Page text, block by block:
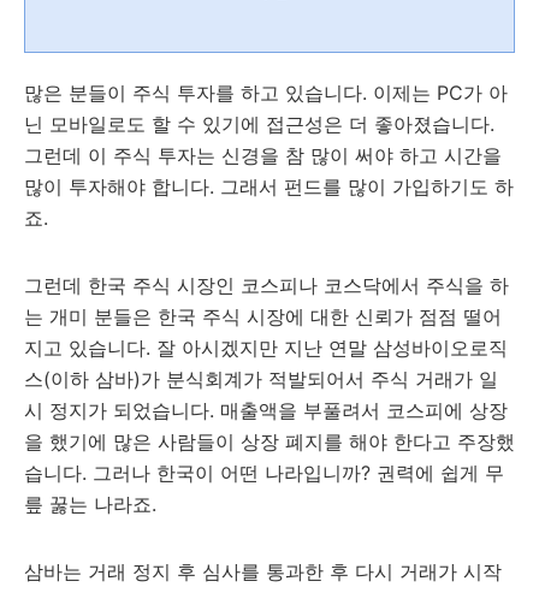
많은 분들이 주식 투자를 하고 있습니다. 이제는 PC가 아
닌 모바일로도 할 수 있기에 접근성은 더 좋아졌습니다.
그런데 이 주식 투자는 신경을 참 많이 써야 하고 시간을
많이 투자해야 합니다. 그래서 펀드를 많이 가입하기도 하
죠.
그런데 한국 주식 시장인 코스피나 코스닥에서 주식을 하
는 개미 분들은 한국 주식 시장에 대한 신뢰가 점점 떨어
지고 있습니다. 잘 아시겠지만 지난 연말 삼성바이오로직
스(이하 삼바)가 분식회계가 적발되어서 주식 거래가 일
시 정지가 되었습니다. 매출액을 부풀려서 코스피에 상장
을 했기에 많은 사람들이 상장 폐지를 해야 한다고 주장했
습니다. 그러나 한국이 어떤 나라입니까? 권력에 쉽게 무
릎 꿇는 나라죠.
삼바는 거래 정지 후 심사를 통과한 후 다시 거래가 시작